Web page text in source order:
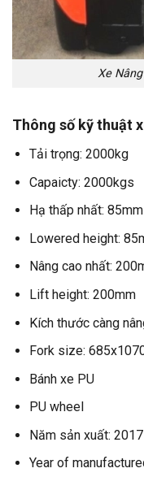
Xe
Thông số kỹ thuật
Tải trọng: 2000kg
Capaicty: 2000kgs
Hạ thấp nhất: 85mm
Lowered height:
Nâng cao nhất:
Lift height: 200mm
Kích thước càng
Fork size:
Bánh xe PU
PU wheel
Năm sản xuất: 2017
Year of